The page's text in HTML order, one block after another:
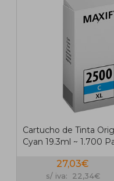
Cartucho de Tinta
Cyan 19.3ml ~ 1.700
27,03€
s/ iva: 22,34€